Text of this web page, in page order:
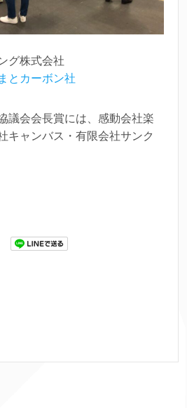
グ株式会社
とカーボン社
議会会長賞には、感動会社楽
キャンバス・有限会社サンク